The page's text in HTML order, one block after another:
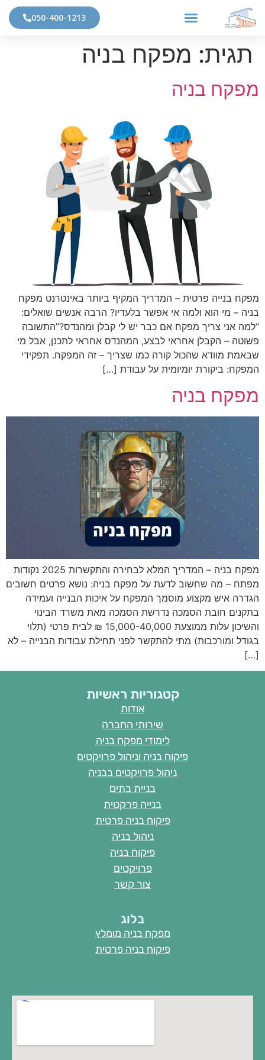
050-400-1213
תגית: מפקח בניה
מפקח בניה
מפקח בנייה פרטית – המדריך המקיף ביותר באינטרנט מפקח
בניה – מי הוא ולמה אי אפשר בלעדיו? הרבה אנשים שואלים:
“למה אני צריך מפקח אם כבר יש לי קבלן ומהנדס?”התשובה
פשוטה – הקבלן אחראי לבצע, המהנדס אחראי לתכנן, אבל מי
שבאמת מוודא שהכול קורה כמו שצריך – זה המפקח. תפקידי
המפקח: ביקורת יומיומית על עבודת […]
מפקח בניה
מפקח בניה – המדריך המלא לבחירה והתקשרות 2025 נקודות
מפתח – מה שחשוב לדעת על מפקח בניה: נושא פרטים חשובים
הגדרה איש מקצוע מוסמך המפקח על איכות הבנייה ועמידה
בתקנים חובת הסמכה נדרשת הסמכה מאת משרד הבינוי
והשיכון עלות ממוצעת 15,000-40,000 ₪ לבית פרטי (תלוי
בגודל ומורכבות) מתי להתקשר לפני תחילת עבודות הבנייה – לא
[…]
קטגוריות ראשיות
אודות
שירותי החברה
לימודי מפקח בניה
פיקוח בניה וניהול פרויקטים
ניהול פרויקטים בבניה
בניית בתים
בנייה פרקטית
פיקוח בניה פרטית
ניהול בניה
פיקוח בניה
פרויקטים
צור קשר
בלוג
מפקח בניה מומלץ
פיקוח בניה פרטית